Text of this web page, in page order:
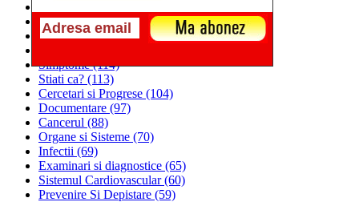
Sanatatea si Preventia(170)
Interventii si Tratamente(167)
Simptome(114)
Stiati ca? (113)
Cercetari si Progrese (104)
Documentare (97)
Cancerul (88)
Organe si Sisteme (70)
Infectii (69)
Examinari si diagnostice (65)
Sistemul Cardiovascular(60)
Prevenire Si Depistare (59)